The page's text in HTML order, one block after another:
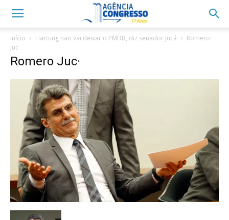
Início Hartung não vai deixar o PMDB, diz senador Jucá
Romero
Juc·
Romero Juc·